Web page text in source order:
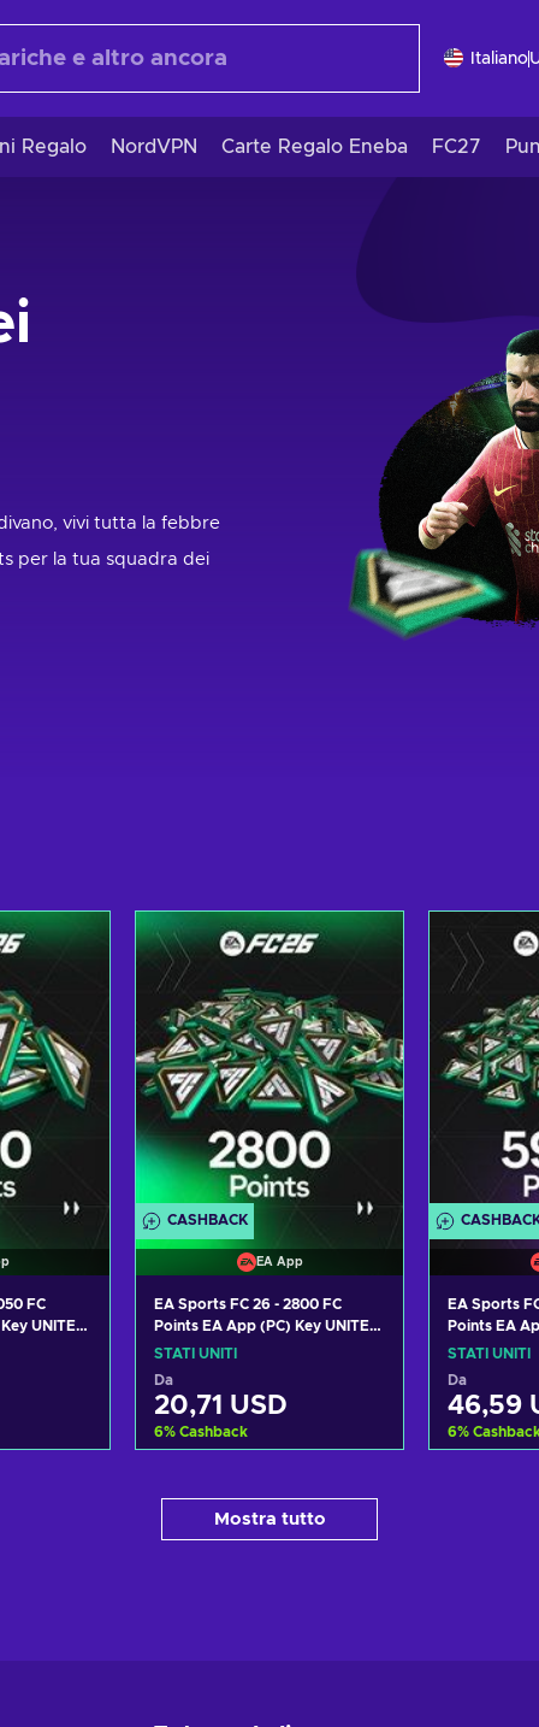
Italiano
Regalo NordVPN Carte Regalo Eneba FC27
vivi tutta la febbre
per la tua squadra dei
FC
UNITED
CASHBACK
EA App
EA Sports FC 26 - 2800 FC
Points EA App (PC) Key UNITED
STATES
STATI UNITI
Da
20,71 USD
6% Cashback
Visualizza offerte
EA Sports
Points EA
STATES
STATI UNITI
Da
46,59
6%
Mostra tutto